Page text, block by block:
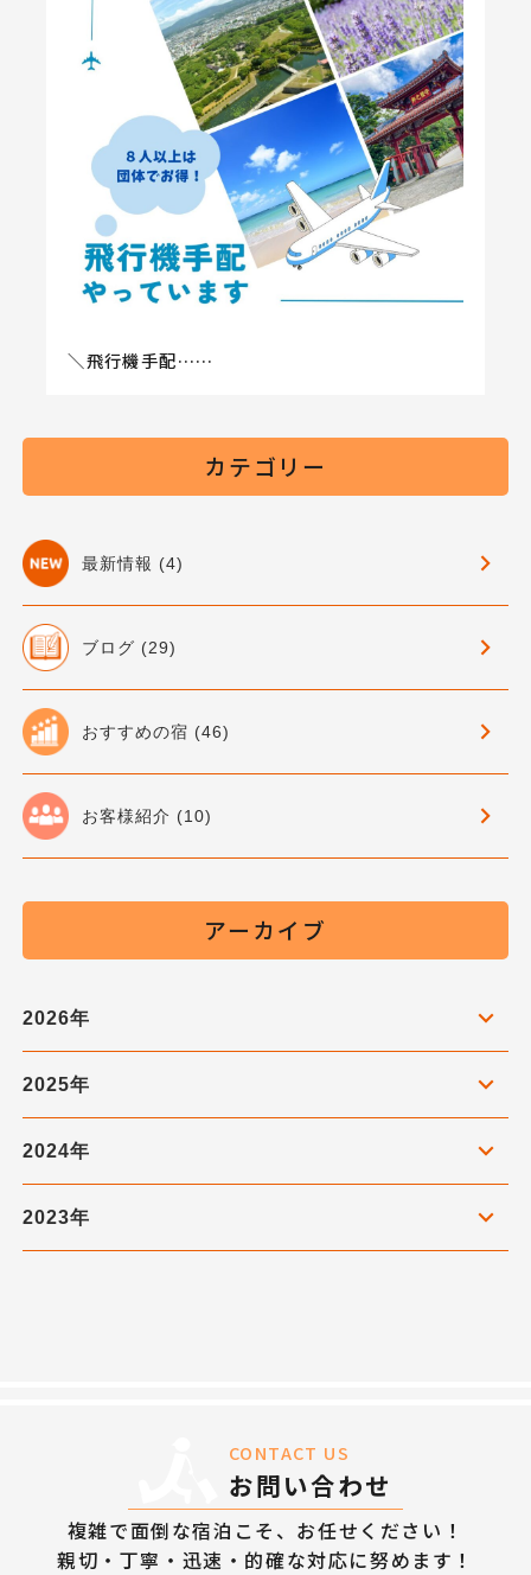
＼飛行機手配……
カテゴリー
最新情報 (4)
ブログ (29)
おすすめの宿 (46)
お客様紹介 (10)
アーカイブ
2026年
2025年
2024年
2023年
CONTACT US
お問い合わせ
複雑で面倒な宿泊こそ、お任せください！
親切・丁寧・迅速・的確な対応に努めます！